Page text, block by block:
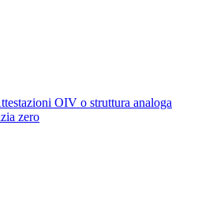
OIV o struttura analoga
zero